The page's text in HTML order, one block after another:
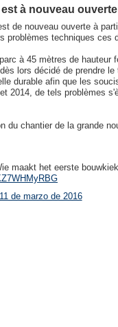
à nouveau ouverte
de nouveau ouverte à
problèmes techniques ces
à 45 mètres de hauteur
lors décidé de prendre
durable afin que les
2014, de tels problèmes
du chantier de la grande
maakt het eerste
11 de marzo de 2016